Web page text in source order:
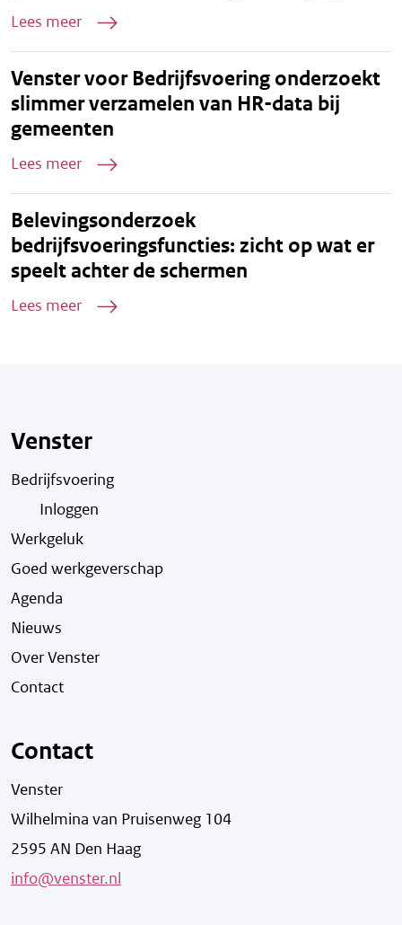
Lees meer
Venster voor Bedrijfsvoering onderzoekt
slimmer verzamelen van HR-data bij
gemeenten
Lees meer
Belevingsonderzoek
bedrijfsvoeringsfuncties: zicht op wat er
speelt achter de schermen
Lees meer
Venster
Bedrijfsvoering
Inloggen
Werkgeluk
Goed werkgeverschap
Agenda
Nieuws
Over Venster
Contact
Contact
Venster
Wilhelmina van Pruisenweg 104
2595 AN Den Haag
info@venster.nl